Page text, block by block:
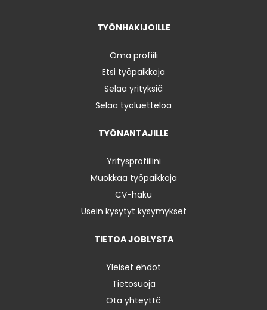
TYÖNHAKIJOILLE
Oma profiili
Etsi työpaikkoja
Selaa yrityksiä
Selaa työluetteloa
TYÖNANTAJILLE
Yritysprofiilini
Muokkaa työpaikkoja
CV-haku
Usein kysytyt kysymykset
TIETOA JOBLYSTA
Yleiset ehdot
Tietosuoja
Ota yhteyttä